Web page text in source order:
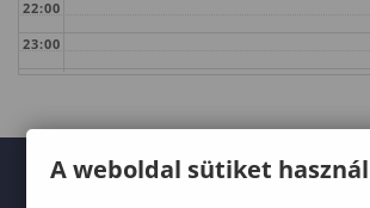
22:00
23:00
A weboldal sütiket használ